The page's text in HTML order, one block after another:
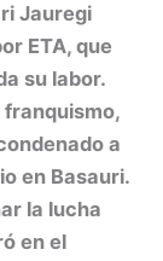
Jauregi
ETA, que
su labor.
a
en Basauri.
la lucha
en el